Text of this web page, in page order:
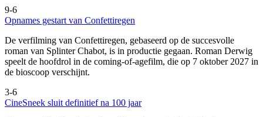
9-6
Opnames gestart van Confettiregen
De verfilming van Confettiregen, gebaseerd op de succesvolle
roman van Splinter Chabot, is in productie gegaan. Roman Derwig
speelt de hoofdrol in de coming-of-agefilm, die op 7 oktober 2027 in
de bioscoop verschijnt.
3-6
CineSneek sluit definitief na 100 jaar